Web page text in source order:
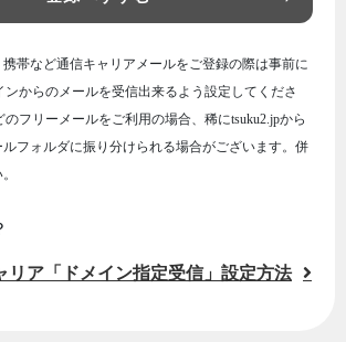
帯など通信キャリアメールをご登録の際は事前に
ンからのメールを受信出来るよう設定してくださ
のフリーメールをご利用の場合、稀にtsuku2.jpから
フォルダに振り分けられる場合がございます。併
リア「ドメイン指定受信」設定方法